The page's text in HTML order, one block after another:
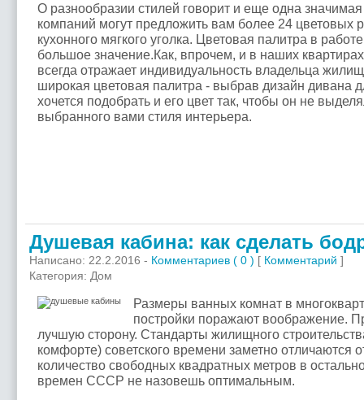
О разнообразии стилей говорит и еще одна
компаний могут предложить вам более 24 цветовых
кухонного мягкого уголка. Цветовая палитра в
большое значение.Как, впрочем, и в наших
всегда отражает индивидуальность владельца
широкая цветовая палитра - выбрав дизайн дивана
хочется подобрать и его цвет так, чтобы он не
выбранного вами стиля интерьера.
Душевая кабина: как сделать
Написано: 22.2.2016 - Комментариев ( 0 ) [ Комментарий ]
Категория: Дом
Размеры ванных комнат в
постройки поражают воображение.
лучшую сторону. Стандарты жилищного
комфорте) советского времени заметно отличаются
количество свободных квадратных метров в
времен СССР не назовешь оптимальным.